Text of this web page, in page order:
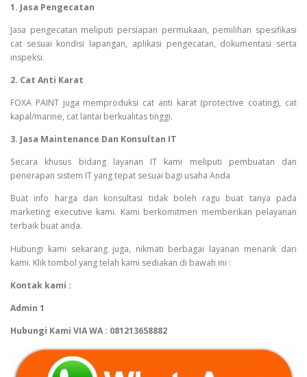
1. Jasa Pengecatan
Jasa pengecatan meliputi persiapan permukaan, pemilihan spesifikasi
cat sesuai kondisi lapangan, aplikasi pengecatan, dokumentasi serta
inspeksi.
2. Cat Anti Karat
FOXA PAINT juga memproduksi cat anti karat (protective coating), cat
kapal/marine, cat lantai berkualitas tinggi.
3. Jasa Maintenance Dan Konsultan IT
Secara khusus bidang layanan IT kami meliputi pembuatan dan
penerapan sistem IT yang tepat sesuai bagi usaha Anda
Buat info harga dan konsultasi tidak boleh ragu buat tanya pada
marketing executive kami. Kami berkomitmen memberikan pelayanan
terbaik buat anda.
Hubungi kami sekarang juga, nikmati berbagai layanan menarik dari
kami. Klik tombol yang telah kami sediakan di bawah ini :
Kontak kami :
Admin 1
Hubungi Kami VIA WA : 081213658882